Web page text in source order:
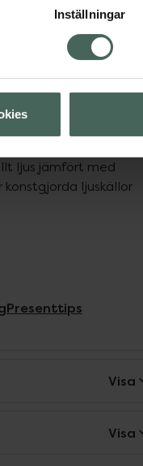
Inställningar
betyder att den kan
naturligt ljus.
lampan i optimal
återgivningen
ljus jämfört med
ljuskällor
Presenttips
Visa
Visa